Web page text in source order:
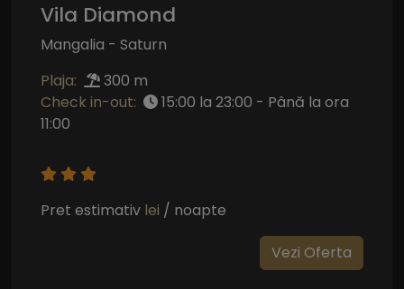
Vila Diamond
Mangalia - Saturn
Plaja:
300 m
Check in-out:
15:00 la 23:00 - Până la ora
11:00
Pret estimativ lei / noapte
Vezi Oferta